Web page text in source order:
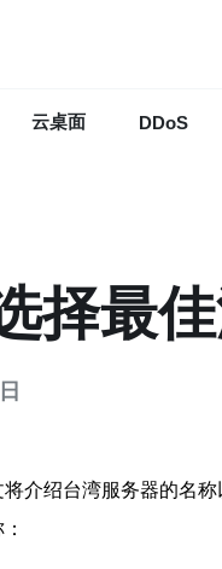
云桌面 DDoS
择最
介绍台湾服务器的名